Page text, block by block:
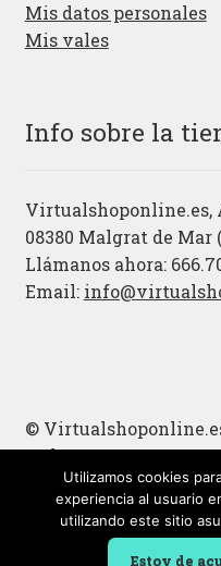
Mis datos personales
Mis vales
Info sobre la
Virtualshoponline.es,
08380 Malgrat de Mar
Llámanos ahora:
Email:
©
Cadena
Cucharas de madera
Utilizamos cookies
experiencia al usuario
utilizando este sitio
Estoy de